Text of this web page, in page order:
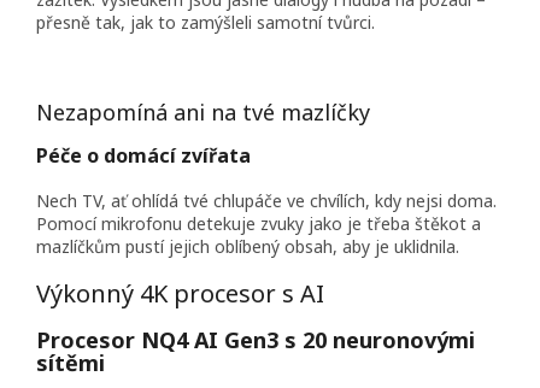
přesně tak, jak to zamýšleli samotní tvůrci.
Nezapomíná ani na tvé mazlíčky
Péče o domácí zvířata
Nech TV, ať ohlídá tvé chlupáče ve chvílích, kdy nejsi doma.
Pomocí mikrofonu detekuje zvuky jako je třeba štěkot a
mazlíčkům pustí jejich oblíbený obsah, aby je uklidnila.
Výkonný 4K procesor s AI
Procesor NQ4 AI Gen3 s 20 neuronovými
sítěmi